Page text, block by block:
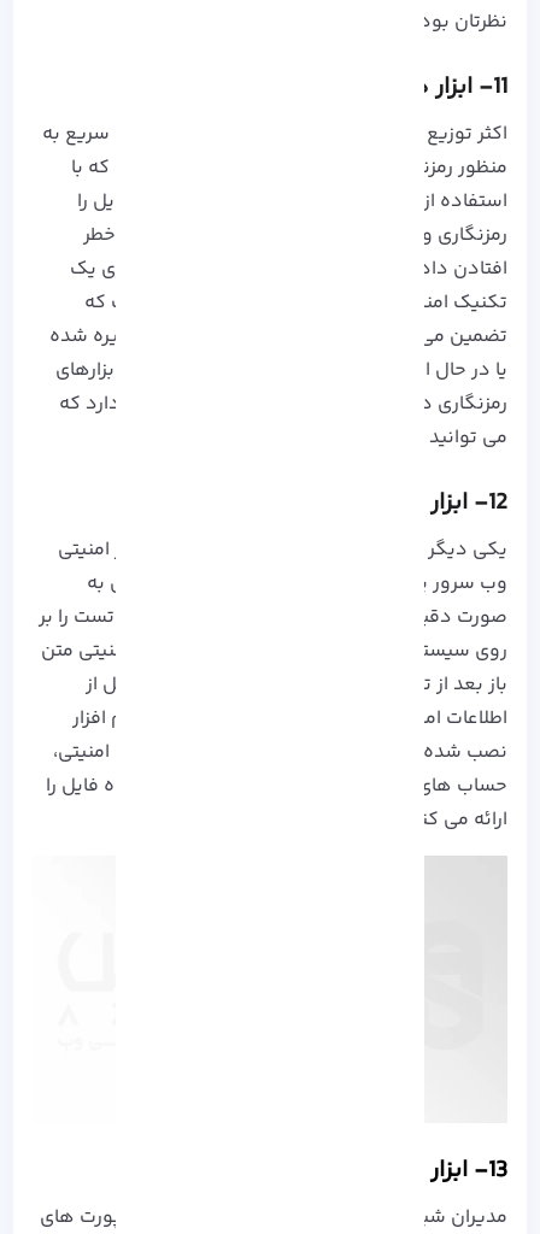
نظرتان بود بازیابی کنید.
11- ابزار های رمزنگاری داده در لینوکس
اکثر توزیع های لینوکس دارای ابزارهای قدرتمند و سریع به
منظور رمزنگاری داده‌ ها می‌ باشند، به این صورت که با
استفاده از یک رمز عبور می‌ توان داده‌ ای مانند فایل را
رمزنگاری و رمزگشایی کرد و بدون آن‌که نگران به خطر
افتادن داده های خود باشید. به طور کلی رمزگذاری یک
تکنیک امنیتی قدرتمند در حفاظت از داده ها است که
تضمین می کند فقط اشخاص مجاز به اطلاعات ذخیره شده
یا در حال انتقال به آن دسترسی دارند. بسیاری از ابزارهای
رمزنگاری داده برای سیستم های لینوکس وجود دارد که
می توانید برای امنیت از آنها استفاده کنید.
12- ابزار Lynis
یکی دیگر از ابزار‌ امنیتی مهم lynis است، این ابزار امنیتی
وب سرور یا سیستم شما را در حال اجرای یونیکس به
صورت دقیق از لحاظ امنیتی اسکن می‌کند و عمل تست را بر
روی سیستم مورد نظر انجام می‌ دهد. این ابزار امنیتی متن
باز بعد از تست سرور لینوکس شما یک راهنما کامل از
اطلاعات امنیتی، اطلاعات کلی سیستم، اطلاعات نرم افزار
نصب شده و موجود، اشتباهات پیکربندی، مسائل امنیتی،
حساب های کاربری بدون رمز عبور، مجوزهای اشتباه فایل را
ارائه می‌ کند:
13- ابزار امنیتی Nmap
مدیران شبکه می‌ توانند از Nmap برای شناسایی پورت‌ های